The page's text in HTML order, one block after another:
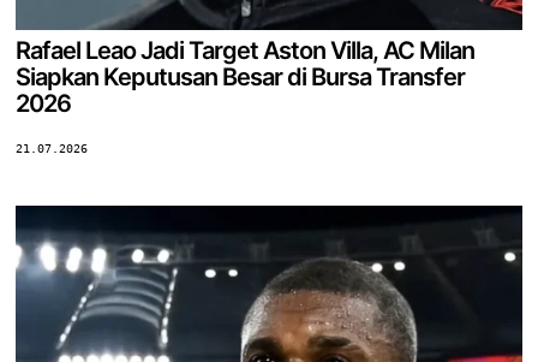
Rafael Leao Jadi Target Aston Villa, AC Milan
Siapkan Keputusan Besar di Bursa Transfer
2026
21.07.2026